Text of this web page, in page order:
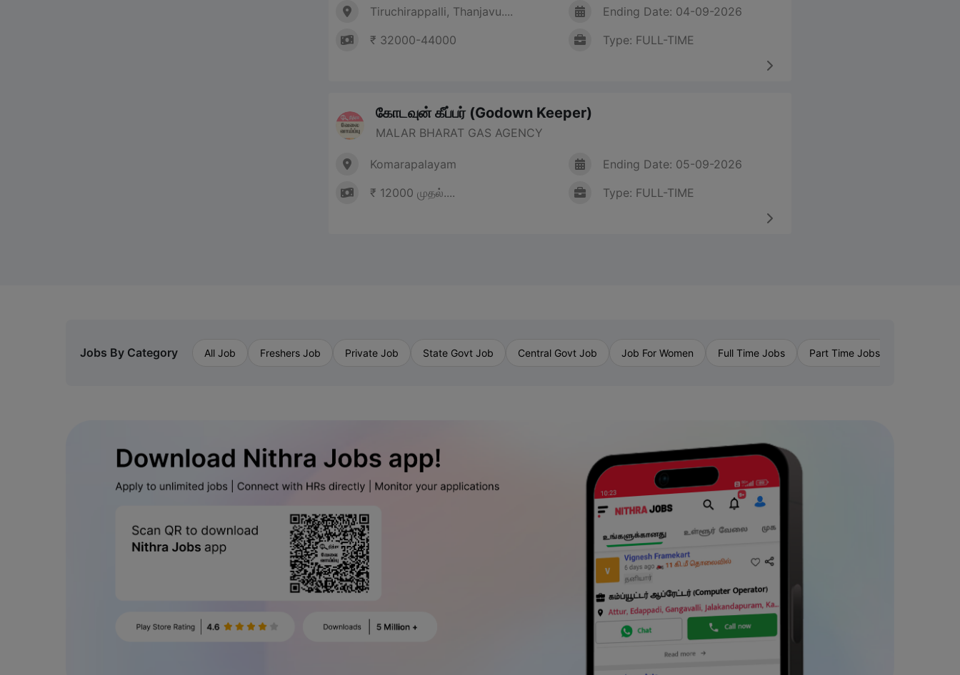
Tiruchirappalli, Thanjavu....
₹ 32000-44000
Ending Date: 04-09-2026
Type: FULL-TIME
கோடவுன் கீப்பர் (Godown Keeper)
MALAR BHARAT GAS AGENCY
Komarapalayam
₹ 12000 முதல்....
Ending Date: 05-09-2026
Type: FULL-TIME
Jobs By Category All Job Freshers Job Private Job State Govt Job Central Govt Job Job For Women Full Time Jobs Part Time Jobs